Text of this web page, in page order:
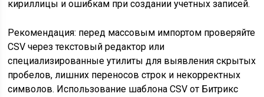
кириллицы и ошибкам при создании учетных записей.
Рекомендация: перед массовым импортом проверяйте
CSV через текстовый редактор или
специализированные утилиты для выявления скрытых
пробелов, лишних переносов строк и некорректных
символов. Использование шаблона CSV от Битрикс